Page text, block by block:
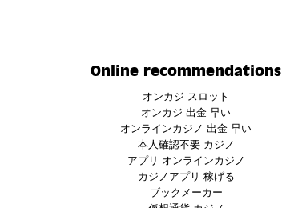
Online recommendations
オンカジ スロット
オンカジ 出金 早い
オンラインカジノ 出金 早い
本人確認不要 カジノ
アプリ オンラインカジノ
カジノアプリ 稼げる
ブックメーカー